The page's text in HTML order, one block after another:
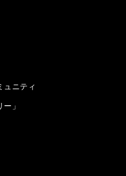
ュニティ
」